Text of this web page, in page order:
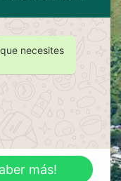
necesites
más!